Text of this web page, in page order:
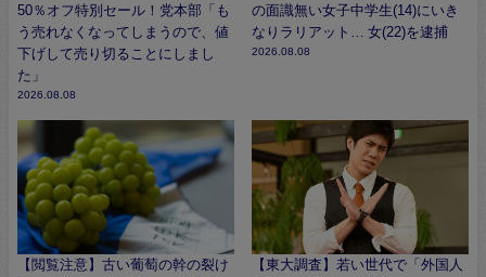
50％オフ特別セール！党本部「も
う売れなくなってしまうので、値
下げして売り切ることにしまし
た」
2026.08.08
の面識無い女子中学生(14)にいき
なりラリアット… 女(22)を逮捕
2026.08.08
【閲覧注意】古い葡萄の幹の裂け
【東大調査】若い世代で「外国人